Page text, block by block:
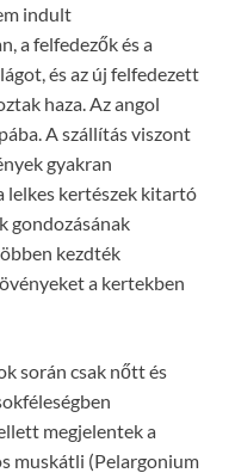
indult
a felfedezők és a
és az új felfedezett
haza. Az angol
A szállítás viszont
gyakran
lelkes kertészek kitartó
gondozásának
kezdték
a kertekben
során csak nőtt és
megjelentek a
muskátli (Pelargonium